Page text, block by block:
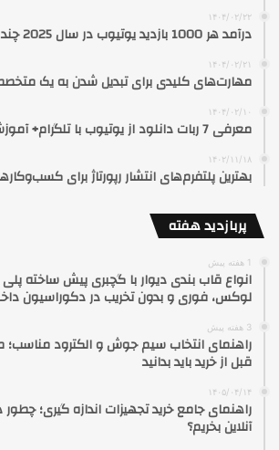
۱۴۰۴/۰۲/۲۲
درآمد هر 1000 بازدید یوتیوب در سال 2025 چند دلار است؟
۱۴۰۴/۰۲/۲۱
مهارت‌های کلیدی برای تبدیل شدن به یک
۱۴۰۴/۰۲/۱۰
معرفی 7 ربات دانلود از یوتیوب با تلگرام+ آموزش استفاده
۱۴۰۲/۱۱/۱۸
بهترین پلتفرم‌های انتشار رپورتاژ برای
پربازدید هفته
1 هفته پیش
انواع قاب بندی دیوار با گچبری پیش ساخته
لوکس، فوری و بدون تخریب در دکوراسیون
3 هفته پیش
راهنمای انتخاب سیم جوش و الکترود مناسب؛
قبل از خرید باید بدانید
۱۴۰۵/۰۴/۱۴
راهنمای جامع خرید تجهیزات اندازه گیری؛ چطور
آنلاین بخریم؟